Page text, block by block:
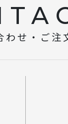
わせ・ご注